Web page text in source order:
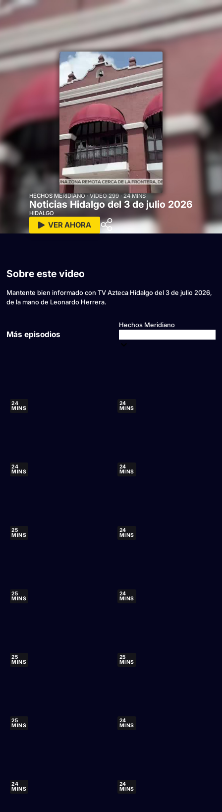
Inicio En vivo
Cine mexicano
Comedia
Deportes
DocuFIA
Historias
MicroDramas
Novelas
Podcast
Programas
Realities y concursos
Recomendados para ti
Regional News México
HECHOS MERIDIANO · VIDEO 299 · 24 MINS
Noticias Hidalgo del 3 de julio 2026
HIDALGO
VER AHORA
Sobre este video
Mantente bien informado con TV Azteca Hidalgo del 3 de julio 2026,
de la mano de Leonardo Herrera.
Más episodios
Hechos Meridiano
24
MINS
24
MINS
24
MINS
24
MINS
25
MINS
24
MINS
25
MINS
24
MINS
25
MINS
25
MINS
25
MINS
24
MINS
24
MINS
24
MINS